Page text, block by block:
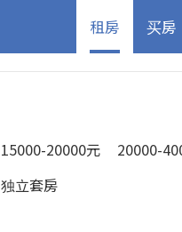
租房 买房
15000-20000元 20000-
独立套房